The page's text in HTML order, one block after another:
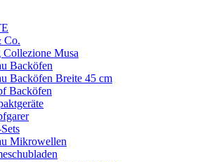
Co.
Collezione Musa
Backöfen
Backöfen Breite 45 cm
Backöfen
Mikrowellen